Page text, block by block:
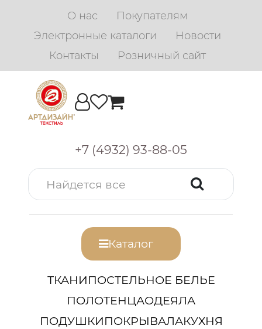
О нас
Покупателям
Электронные каталоги
Новости
Контакты
Розничный сайт
+7 (4932) 93-88-05
Каталог
ТКАНИПОСТЕЛЬНОЕ БЕЛЬЕ
ПОЛОТЕНЦАОДЕЯЛА
ПОДУШКИПОКРЫВАЛАКУХНЯ